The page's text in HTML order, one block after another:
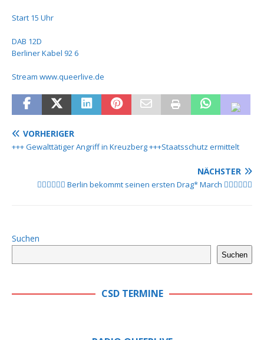
Start 15 Uhr
DAB 12D
Berliner Kabel 92 6
Stream www.queerlive.de
VORHERIGER
+++ Gewalttätiger Angriff in Kreuzberg +++Staatsschutz ermittelt
NÄCHSTER
🏳️‍🌈🏳️‍🌈🏳️‍🌈 Berlin bekommt seinen ersten Drag* March 🏳️‍🌈🏳️‍🌈🏳️‍🌈
Suchen
Suchen
CSD TERMINE